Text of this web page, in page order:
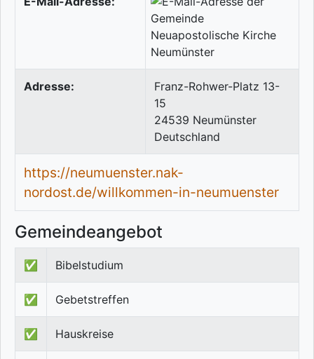
Adresse:
Franz-Rohwer-Platz 13-
15
24539 Neumünster
Deutschland
https://neumuenster.nak-
nordost.de/willkommen-in-neumuenster
Gemeindeangebot
✅ Bibelstudium
✅ Gebetstreffen
✅ Hauskreise